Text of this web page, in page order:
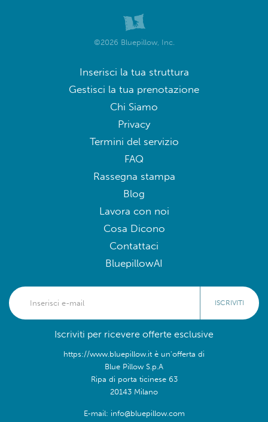
©2026 Bluepillow, Inc.
Inserisci la tua struttura
Gestisci la tua prenotazione
Chi Siamo
Privacy
Termini del servizio
FAQ
Rassegna stampa
Blog
Lavora con noi
Cosa Dicono
Contattaci
BluepillowAI
ISCRIVITI
Iscriviti per ricevere offerte esclusive
https://www.bluepillow.it è un'offerta di
Blue Pillow S.p.A
Ripa di porta ticinese 63
20143 Milano
E-mail: info@bluepillow.com